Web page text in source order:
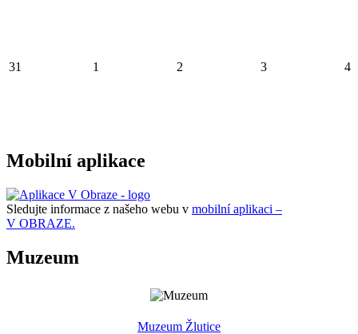
31 1 2 3 4
Mobilní aplikace
Sledujte informace z našeho webu v mobilní aplikaci –
V OBRAZE.
Muzeum
Muzeum Žlutice